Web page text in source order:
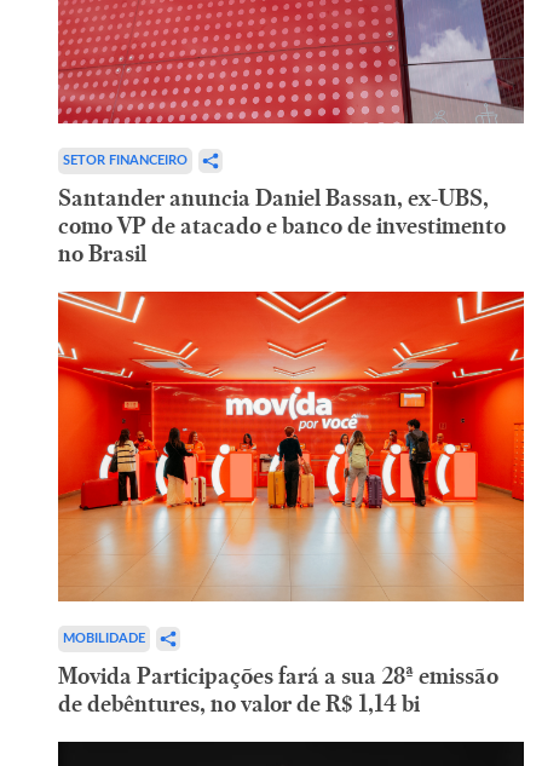
SETOR FINANCEIRO
Santander anuncia Daniel Bassan, ex-UBS,
como VP de atacado e banco de investimento
no Brasil
MOBILIDADE
Movida Participações fará a sua 28ª emissão
de debêntures, no valor de R$ 1,14 bi